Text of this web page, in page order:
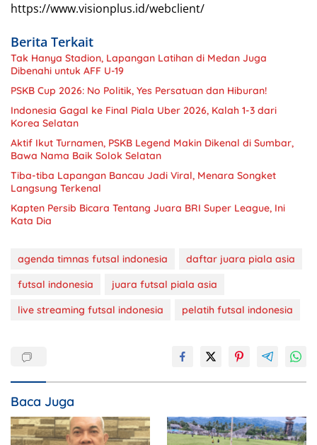
https://www.visionplus.id/webclient/
Berita Terkait
Tak Hanya Stadion, Lapangan Latihan di Medan Juga
Dibenahi untuk AFF U-19
PSKB Cup 2026: No Politik, Yes Persatuan dan Hiburan!
Indonesia Gagal ke Final Piala Uber 2026, Kalah 1-3 dari
Korea Selatan
Aktif Ikut Turnamen, PSKB Legend Makin Dikenal di Sumbar,
Bawa Nama Baik Solok Selatan
Tiba-tiba Lapangan Bancau Jadi Viral, Menara Songket
Langsung Terkenal
Kapten Persib Bicara Tentang Juara BRI Super League, Ini
Kata Dia
agenda timnas futsal indonesia
daftar juara piala asia
futsal indonesia
juara futsal piala asia
live streaming futsal indonesia
pelatih futsal indonesia
Baca Juga